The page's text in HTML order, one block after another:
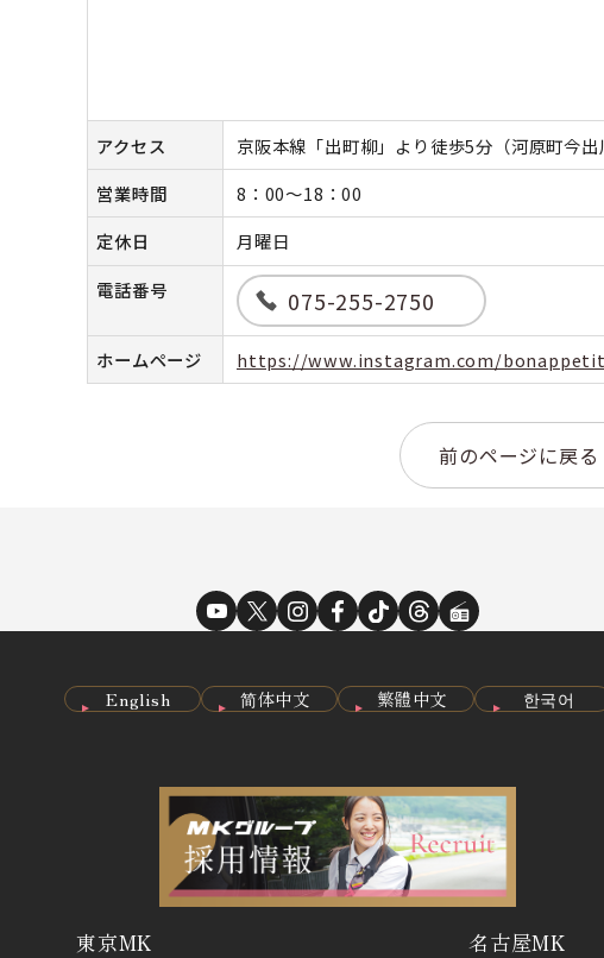
アクセス
京阪本線「出町柳」より徒歩5分（河原町今出
営業時間
8：00～18：00
定休日
月曜日
電話番号
075-255-2750
ホームページ https://www.instagram.com/
前のページに戻る
English 简体中文 繁體中文 한국어
東京MK 名古屋MK